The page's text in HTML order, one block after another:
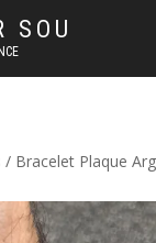
SOU
/ Bracelet Plaque